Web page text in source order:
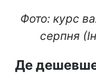
Фото: курс
серпня
Де